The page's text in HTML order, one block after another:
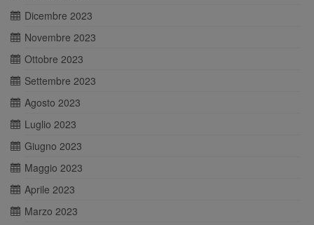
Dicembre 2023
Novembre 2023
Ottobre 2023
Settembre 2023
Agosto 2023
Luglio 2023
Giugno 2023
Maggio 2023
Aprile 2023
Marzo 2023